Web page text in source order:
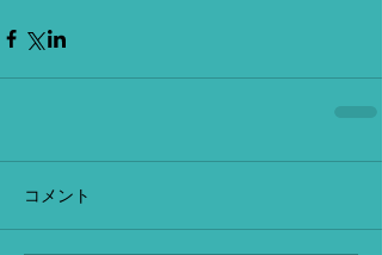
コメント